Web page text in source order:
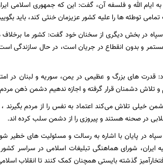
به ایام الله و فلسفه آن، گفت: این که جمهوری اسلامی
توطئه ها را علیه کشور عزیزمان خنثی کند، باید
در بخش دیگری از سخنان خود گفت: کشور ما برخلاف
و بدون انقطاع در جریان است، در حال
قدرت های بزرگ و عظیمی در یمن، سوریه و لبنان در
تلاش دشمنان قرار گرفته و اجازه ندهیم دشمن ذهن مردم
خیلی تلاش می‌کند اعتماد به نفس را از مردم بگیرند
در صحنه هستند و پیروزی را از دشمن سلب کرده اند.
سپاه در پایان با اشاره به رسالت و مسئولیت های خطیر
ایران، شورای هماهنگی تبلیغات اسلامی در سراسر
گذشته بایستی همچنان کمک کنند تا انقلاب